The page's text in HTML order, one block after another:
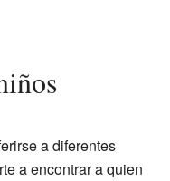
a diferentes
a encontrar a quien